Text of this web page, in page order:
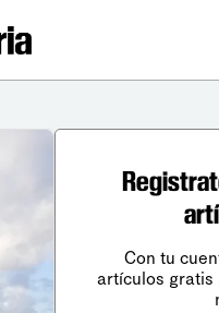
Con tu
artículos gratis